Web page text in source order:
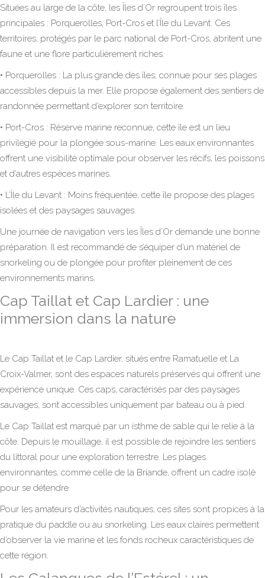
Situées au large de la côte, les Îles d’Or regroupent trois îles
principales : Porquerolles, Port-Cros et l’Île du Levant. Ces
territoires, protégés par le parc national de Port-Cros, abritent une
faune et une flore particulièrement riches.
• Porquerolles : La plus grande des îles, connue pour ses plages
accessibles depuis la mer. Elle propose également des sentiers de
randonnée permettant d’explorer son territoire.
• Port-Cros : Réserve marine reconnue, cette île est un lieu
privilégié pour la plongée sous-marine. Les eaux environnantes
offrent une visibilité optimale pour observer les récifs, les poissons
et d’autres espèces marines.
• L’Île du Levant : Moins fréquentée, cette île propose des plages
isolées et des paysages sauvages.
Une journée de navigation vers les Îles d’Or demande une bonne
préparation. Il est recommandé de s’équiper d’un matériel de
snorkeling ou de plongée pour profiter pleinement de ces
environnements marins.
Cap Taillat et Cap Lardier : une
immersion dans la nature
Le Cap Taillat et le Cap Lardier, situés entre Ramatuelle et La
Croix-Valmer, sont des espaces naturels préservés qui offrent une
expérience unique. Ces caps, caractérisés par des paysages
sauvages, sont accessibles uniquement par bateau ou à pied.
Le Cap Taillat est marqué par un isthme de sable qui le relie à la
côte. Depuis le mouillage, il est possible de rejoindre les sentiers
du littoral pour une exploration terrestre. Les plages
environnantes, comme celle de la Briande, offrent un cadre isolé
pour se détendre.
Pour les amateurs d’activités nautiques, ces sites sont propices à la
pratique du paddle ou au snorkeling. Les eaux claires permettent
d’observer la vie marine et les fonds rocheux caractéristiques de
cette région.